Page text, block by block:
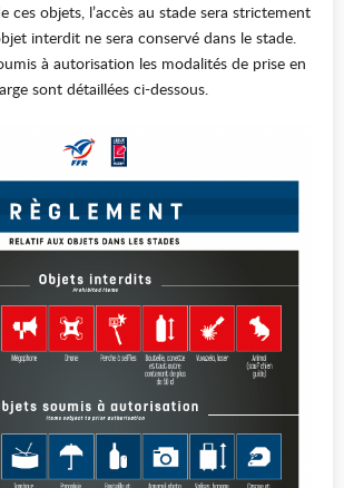
ces objets, l’accès au stade sera strictement
interdit ne sera conservé dans le stade.
à autorisation les modalités de prise en
sont détaillées ci-dessous.